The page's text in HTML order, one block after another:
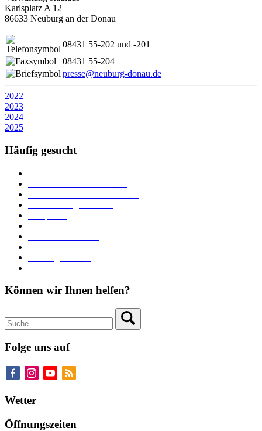
Karlsplatz A 12
86633 Neuburg an der Donau
08431 55-202 und -201
08431 55-204
presse@neuburg-donau.de
2022
2023
2024
2025
Häufig gesucht
Können wir Ihnen helfen?
Folge uns auf
Wetter
Öffnungszeiten